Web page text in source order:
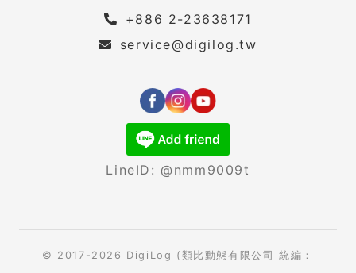
+886 2-23638171
service@digilog.tw
LineID: @nmm9009t
© 2017-2026 DigiLog (類比動態有限公司 統編：